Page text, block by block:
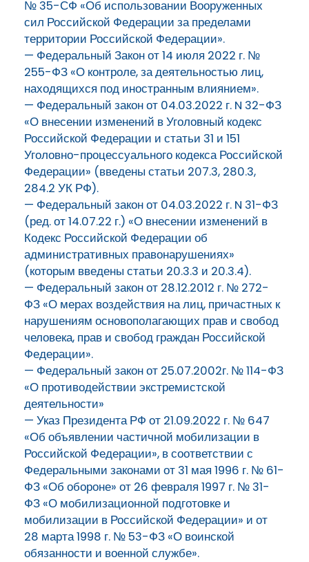
№ 35-СФ «Об использовании Вооруженных
сил Российской Федерации за пределами
территории Российской Федерации».
— Федеральный Закон от 14 июля 2022 г. №
255-ФЗ «О контроле, за деятельностью лиц,
находящихся под иностранным влиянием».
— Федеральный закон от 04.03.2022 г. N 32-ФЗ
«О внесении изменений в Уголовный кодекс
Российской Федерации и статьи 31 и 151
Уголовно-процессуального кодекса Российской
Федерации» (введены статьи 207.3, 280.3,
284.2 УК РФ).
— Федеральный закон от 04.03.2022 г. N 31-ФЗ
(ред. от 14.07.22 г.) «О внесении изменений в
Кодекс Российской Федерации об
административных правонарушениях»
(которым введены статьи 20.3.3 и 20.3.4).
— Федеральный закон от 28.12.2012 г. № 272-
ФЗ «О мерах воздействия на лиц, причастных к
нарушениям основополагающих прав и свобод
человека, прав и свобод граждан Российской
Федерации».
— Федеральный закон от 25.07.2002г. № 114-ФЗ
«О противодействии экстремистской
деятельности»
— Указ Президента РФ от 21.09.2022 г. № 647
«Об объявлении частичной мобилизации в
Российской Федерации», в соответствии с
Федеральными законами от 31 мая 1996 г. № 61-
ФЗ «Об обороне» от 26 февраля 1997 г. № 31-
ФЗ «О мобилизационной подготовке и
мобилизации в Российской Федерации» и от
28 марта 1998 г. № 53-ФЗ «О воинской
обязанности и военной службе».